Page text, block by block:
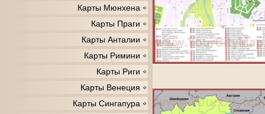
Карты Мюнхена
Карты Праги
Карты Анталии
Карты Римини
Карты Риги
Карты Венеция
Карты Сингапура